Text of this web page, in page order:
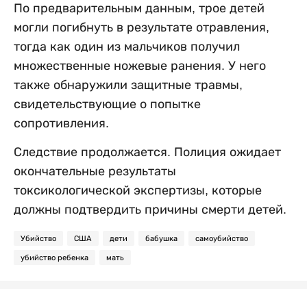
По предварительным данным, трое детей
могли погибнуть в результате отравления,
тогда как один из мальчиков получил
множественные ножевые ранения. У него
также обнаружили защитные травмы,
свидетельствующие о попытке
сопротивления.
Следствие продолжается. Полиция ожидает
окончательные результаты
токсикологической экспертизы, которые
должны подтвердить причины смерти детей.
Убийство США дети бабушка самоубийство
убийство ребенка мать